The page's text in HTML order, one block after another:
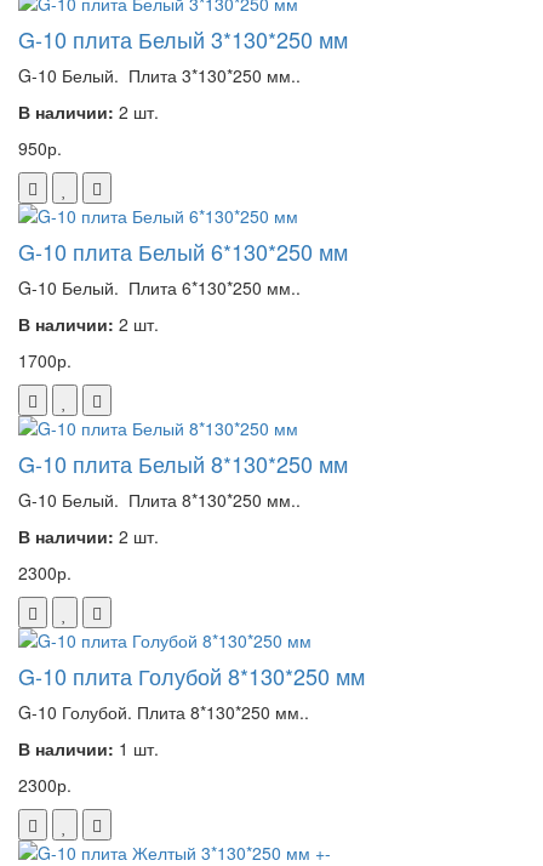
G-10 плита Белый 3*130*250 мм
G-10 Белый. Плита 3*130*250 мм..
В наличии: 2 шт.
950р.
G-10 плита Белый 6*130*250 мм
G-10 Белый. Плита 6*130*250 мм..
В наличии: 2 шт.
1700р.
G-10 плита Белый 8*130*250 мм
G-10 Белый. Плита 8*130*250 мм..
В наличии: 2 шт.
2300р.
G-10 плита Голубой 8*130*250 мм
G-10 Голубой. Плита 8*130*250 мм..
В наличии: 1 шт.
2300р.